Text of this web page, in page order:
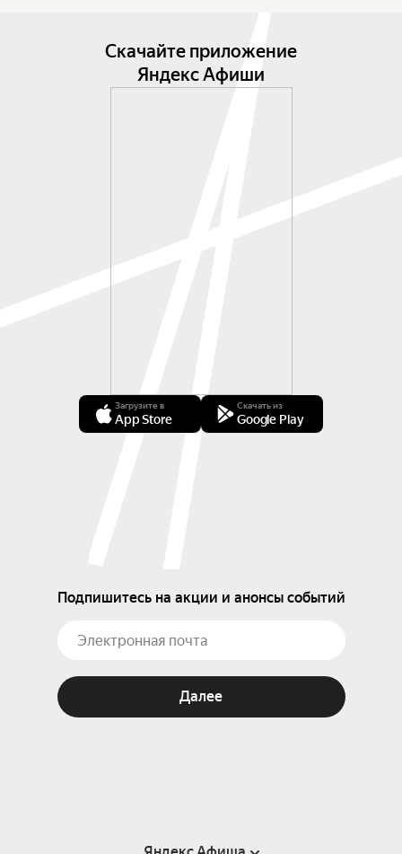
Скачайте приложение
Яндекс Афиши
Загрузите в
App Store
Скачать из
Google Play
Подпишитесь на акции и анонсы событий
Далее